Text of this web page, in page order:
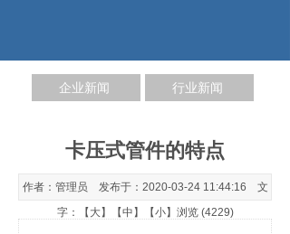
工程案例
诚招代理商
联系我们
卡压式管件的特点
作者：管理员 发布于：2020-03-24 11:44:16 文
字：【 大】【中 】【小】浏览 (4229)
企业新闻 行业新闻